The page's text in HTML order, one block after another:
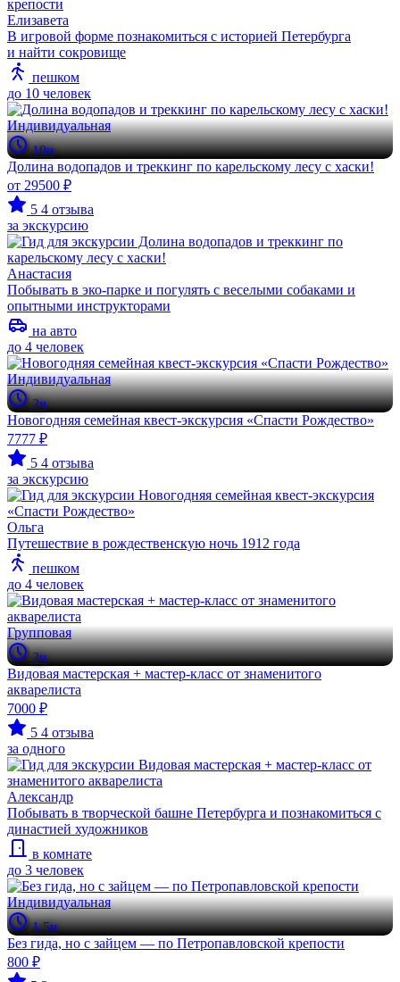
Елизавета
В игровой форме познакомиться с историей Петербурга
и найти сокровище
пешком
до 10 человек
Индивидуальная
10ч
Долина водопадов и треккинг по карельскому лесу с хаски!
от 29500 ₽
5 4 отзыва
за экскурсию
Анастасия
Побывать в эко-парке и погулять с веселыми собаками и
опытными инструкторами
на авто
до 4 человек
Индивидуальная
2ч
Новогодняя семейная квест-экскурсия «Спасти Рождество»
7777 ₽
5 4 отзыва
за экскурсию
Ольга
Путешествие в рождественскую ночь 1912 года
пешком
до 4 человек
Групповая
2ч
Видовая мастерская + мастер-класс от знаменитого
акварелиста
7000 ₽
5 4 отзыва
за одного
Александр
Побывать в творческой башне Петербурга и познакомиться с
династией художников
в комнате
до 3 человек
Индивидуальная
1.5ч
Без гида, но с зайцем — по Петропавловской крепости
800 ₽